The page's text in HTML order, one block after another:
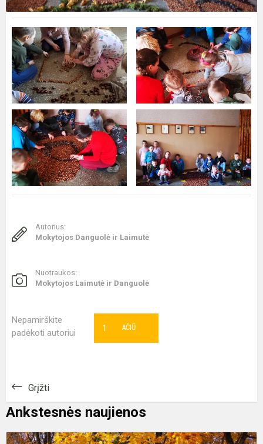
Autorius:
Mokytojos Danguolė ir Laimutė
Nuotraukos:
Mokytojos Laimutė ir Danguolė
Nepamirškite
padėkoti autoriui
AČIŪ
1
Grįžti
Ankstesnės naujienos